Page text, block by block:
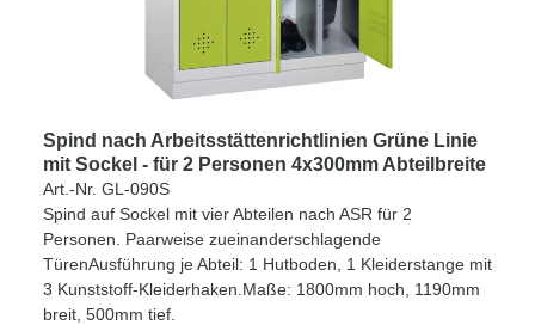
Spind nach Arbeitsstättenrichtlinien Grüne Linie
mit Sockel - für 2 Personen 4x300mm Abteilbreite
Art.-Nr. GL-090S
Spind auf Sockel mit vier Abteilen nach ASR für 2
Personen. Paarweise zueinanderschlagende
TürenAusführung je Abteil: 1 Hutboden, 1 Kleiderstange mit
3 Kunststoff-Kleiderhaken.Maße: 1800mm hoch, 1190mm
breit, 500mm tief.